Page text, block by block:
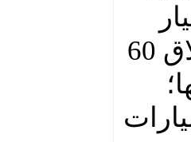
60 مليار
يورو (69.85 مليار دولار) تتضمن إطلاق 60